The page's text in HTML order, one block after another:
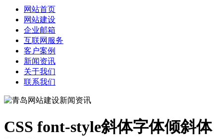
网站首页
网站建设
企业邮箱
互联网服务
客户案例
新闻资讯
关于我们
联系我们
CSS font-style斜体字体倾斜体